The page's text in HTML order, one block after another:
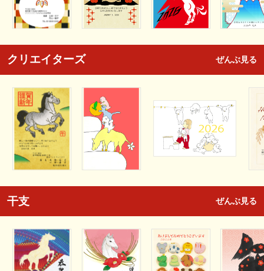
クリエイターズ ぜんぶ見る
干支 ぜんぶ見る